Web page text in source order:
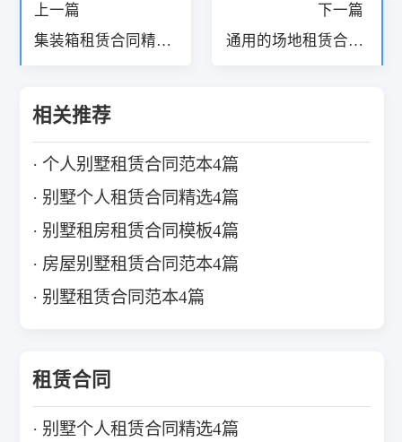
上一篇
集装箱租赁合同精选
下一篇
通用的场地租赁合同
相关推荐
个人别墅租赁合同范本4篇
别墅个人租赁合同精选4篇
别墅租房租赁合同模板4篇
房屋别墅租赁合同范本4篇
别墅租赁合同范本4篇
租赁合同
别墅个人租赁合同精选4篇